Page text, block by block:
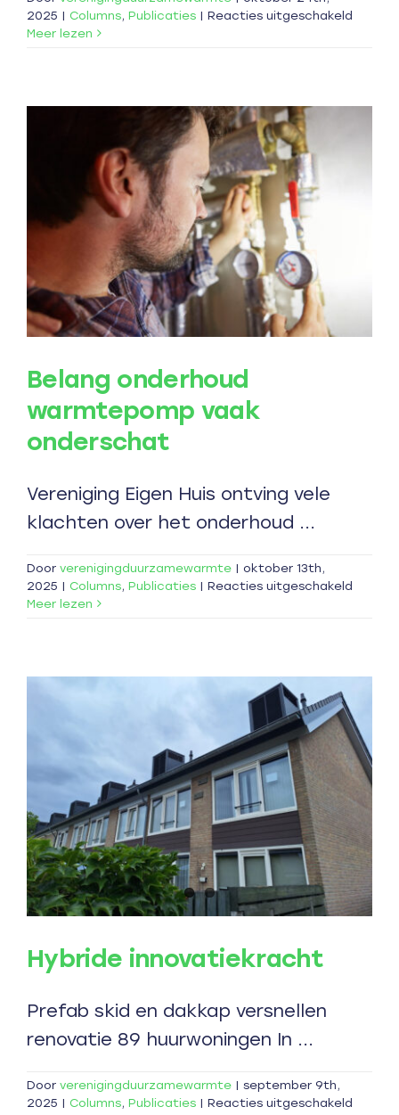
2025 | Columns, Publicaties | Reacties uitgeschakeld
Meer lezen
Belang onderhoud
warmtepomp vaak
onderschat
Vereniging Eigen Huis ontving vele
klachten over het onderhoud ...
Door verenigingduurzamewarmte | oktober 13th,
2025 | Columns, Publicaties | Reacties uitgeschakeld
Meer lezen
Hybride innovatiekracht
Prefab skid en dakkap versnellen
renovatie 89 huurwoningen In ...
Door verenigingduurzamewarmte | september 9th,
2025 | Columns, Publicaties | Reacties uitgeschakeld